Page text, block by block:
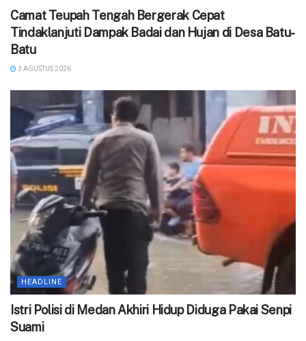
Camat Teupah Tengah Bergerak Cepat
Tindaklanjuti Dampak Badai dan Hujan di Desa Batu-
Batu
3 AGUSTUS 2026
HEADLINE
‎Istri Polisi di Medan Akhiri Hidup Diduga Pakai Senpi
Suami